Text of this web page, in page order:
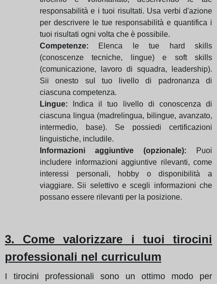
responsabilità e i tuoi risultati. Usa verbi d'azione
per descrivere le tue responsabilità e quantifica i
tuoi risultati ogni volta che è possibile.
Competenze: Elenca le tue hard skills
(conoscenze tecniche, lingue) e soft skills
(comunicazione, lavoro di squadra, leadership).
Sii onesto sul tuo livello di padronanza di
ciascuna competenza.
Lingue: Indica il tuo livello di conoscenza di
ciascuna lingua (madrelingua, bilingue, avanzato,
intermedio, base). Se possiedi certificazioni
linguistiche, includile.
Informazioni aggiuntive (opzionale): Puoi
includere informazioni aggiuntive rilevanti, come
interessi personali, hobby o disponibilità a
viaggiare. Sii selettivo e scegli informazioni che
possano essere rilevanti per la posizione.
3. Come valorizzare i tuoi tirocini
professionali nel curriculum
I tirocini professionali sono un ottimo modo per